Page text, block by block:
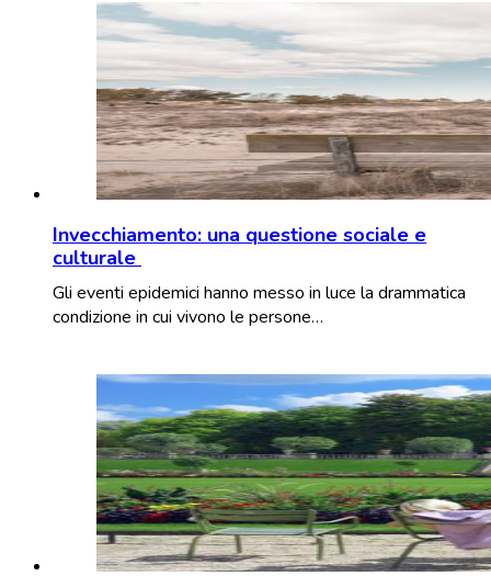
Invecchiamento: una questione sociale e
culturale
Gli eventi epidemici hanno messo in luce la drammatica
condizione in cui vivono le persone…